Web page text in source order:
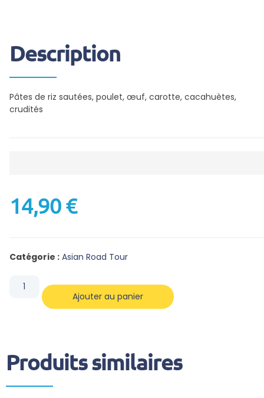
Description
Pâtes de riz sautées, poulet, œuf, carotte, cacahuètes,
crudités
14,90€
Catégorie : Asian Road Tour
Ajouter au panier
Produits similaires